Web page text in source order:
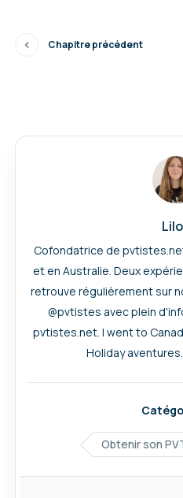
Chapitre précédent
Cofondatrice de
et en Australie. Deux
retrouve régulièrement sur
@pvtistes avec plein
pvtistes.net. I went to
Holiday
Obtenir son